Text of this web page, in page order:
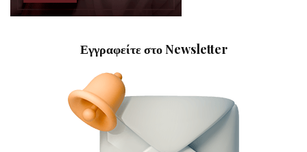
Εγγραφείτε στο Newsletter